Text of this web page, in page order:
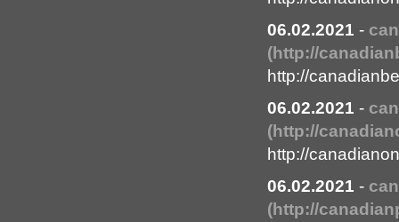
06.02.2021 -
(http://
http://
06.02.2021 -
(http://
http://
06.02.2021 -
(http://